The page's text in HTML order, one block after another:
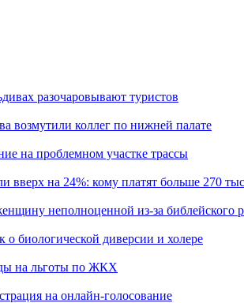
разочаровывают туристов
возмутили коллег по нижней палате
на проблемном участке трассы
вверх на 24%: кому платят больше 270
неполноценной из-за библейского
о биологической диверсии и холере
на льготы по ЖКХ
на онлайн‑голосование